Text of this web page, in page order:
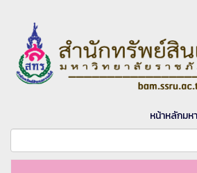
หน้าหลักมห